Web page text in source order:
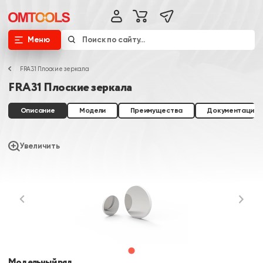
Меню
FRA31 Плоские зеркала
FRA31 Плоские зеркала
Описание Модели Преимущества Документация
Увеличить